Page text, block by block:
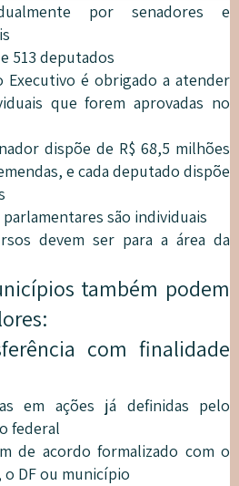
por senadores e
513 deputados
Executivo é obrigado a atender
que forem aprovadas no
dispõe de R$ 68,5 milhões
e cada deputado dispõe
parlamentares são individuais
devem ser para a área da
também podem
com finalidade
em ações já definidas pelo
federal
de acordo formalizado com o
o DF ou município